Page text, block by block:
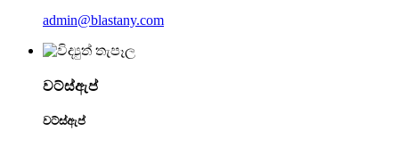
admin@blastany.com
වට්ස්ඇප්
වට්ස්ඇප්